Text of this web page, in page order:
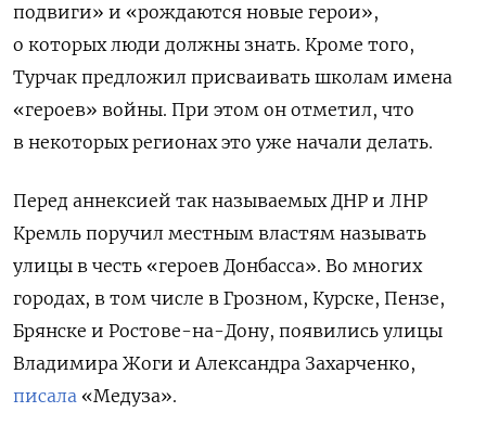
подвиги» и «рождаются новые герои»,
о которых люди должны знать. Кроме того,
Турчак предложил присваивать школам имена
«героев» войны. При этом он отметил, что
в некоторых регионах это уже начали делать.
Перед аннексией так называемых ДНР и ЛНР
Кремль поручил местным властям называть
улицы в честь «героев Донбасса». Во многих
городах, в том числе в Грозном, Курске, Пензе,
Брянске и Ростове-на-Дону, появились улицы
Владимира Жоги и Александра Захарченко,
писала «Медуза».